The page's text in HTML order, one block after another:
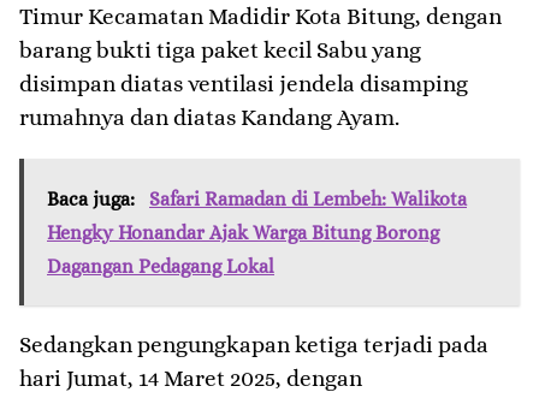
Timur Kecamatan Madidir Kota Bitung, dengan
barang bukti tiga paket kecil Sabu yang
disimpan diatas ventilasi jendela disamping
rumahnya dan diatas Kandang Ayam.
Baca juga:
Safari Ramadan di Lembeh: Walikota
Hengky Honandar Ajak Warga Bitung Borong
Dagangan Pedagang Lokal
Sedangkan pengungkapan ketiga terjadi pada
hari Jumat, 14 Maret 2025, dengan